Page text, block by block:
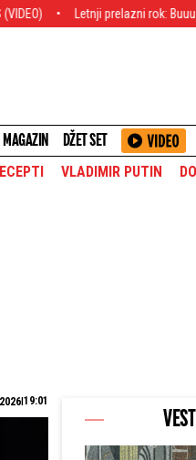
Letnji prelazni rok: Buuum - novi
MAGAZIN DŽET SET
VLADIMIR PUTIN
19:01